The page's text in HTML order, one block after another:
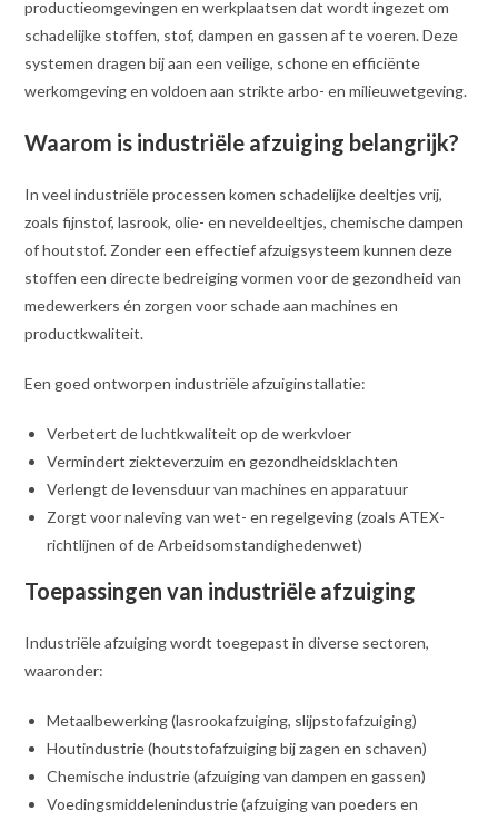
productieomgevingen en werkplaatsen dat wordt ingezet om
schadelijke stoffen, stof, dampen en gassen af te voeren. Deze
systemen dragen bij aan een veilige, schone en efficiënte
werkomgeving en voldoen aan strikte arbo- en milieuwetgeving.
Waarom is industriële afzuiging belangrijk?
In veel industriële processen komen schadelijke deeltjes vrij,
zoals fijnstof, lasrook, olie- en neveldeeltjes, chemische dampen
of houtstof. Zonder een effectief afzuigsysteem kunnen deze
stoffen een directe bedreiging vormen voor de gezondheid van
medewerkers én zorgen voor schade aan machines en
productkwaliteit.
Een goed ontworpen industriële afzuiginstallatie:
Verbetert de luchtkwaliteit op de werkvloer
Vermindert ziekteverzuim en gezondheidsklachten
Verlengt de levensduur van machines en apparatuur
Zorgt voor naleving van wet- en regelgeving (zoals ATEX-
richtlijnen of de Arbeidsomstandighedenwet)
Toepassingen van industriële afzuiging
Industriële afzuiging wordt toegepast in diverse sectoren,
waaronder:
Metaalbewerking (lasrookafzuiging, slijpstofafzuiging)
Houtindustrie (houtstofafzuiging bij zagen en schaven)
Chemische industrie (afzuiging van dampen en gassen)
Voedingsmiddelenindustrie (afzuiging van poeders en